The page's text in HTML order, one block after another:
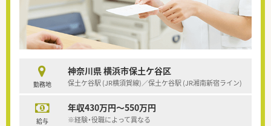
勤務地
神奈川県 横浜市保土ケ谷区
保土ケ谷駅 (JR横須賀線)／保土ケ谷駅 (JR湘南新宿ライン)
給与
年収430万円～550万円
※経験・役職によって異なる